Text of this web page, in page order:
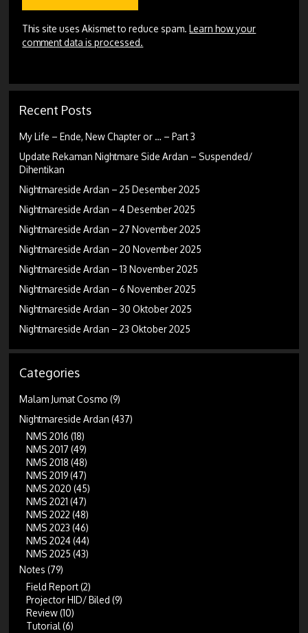
This site uses Akismet to reduce spam.Learn how your
comment data is processed.
Recent Posts
My Life – Ende, New Chapter or … – Part 3
Update Rekaman Nightmare Side Ardan – Suspended/
Dihentikan
Nightmareside Ardan – 25 Desember 2025
Nightmareside Ardan – 4 Desember 2025
Nightmareside Ardan – 27 November 2025
Nightmareside Ardan – 20 November 2025
Nightmareside Ardan – 13 November 2025
Nightmareside Ardan – 6 November 2025
Nightmareside Ardan – 30 Oktober 2025
Nightmareside Ardan – 23 Oktober 2025
Categories
Malam Jumat Cosmo (9)
Nightmareside Ardan (437)
NMS 2016 (18)
NMS 2017 (49)
NMS 2018 (48)
NMS 2019(47)
NMS 2020 (45)
NMS 2021 (47)
NMS 2022 (48)
NMS 2023 (46)
NMS 2024(44)
NMS 2025 (43)
Notes (79)
Field Report(2)
Projector HID/ Biled (9)
Review(10)
Tutorial (6)